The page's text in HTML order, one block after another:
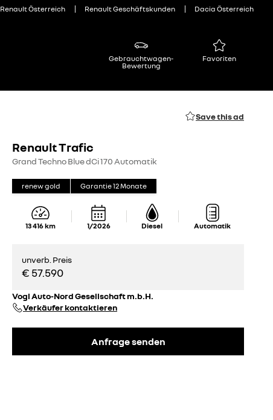
Renault Österreich Renault Geschäftskunden Dacia Österreich
Gebrauchtwagen-
Bewertung
Favoriten
Save this ad
Renault Trafic
Grand Techno Blue dCi 170 Automatik
renew gold Garantie12Monate
13 416km 1/2026 Diesel Automatik
unverb. Preis
€ 57.590
Vogl Auto-Nord Gesellschaft m.b.H.
Verkäufer kontaktieren
Anfrage senden